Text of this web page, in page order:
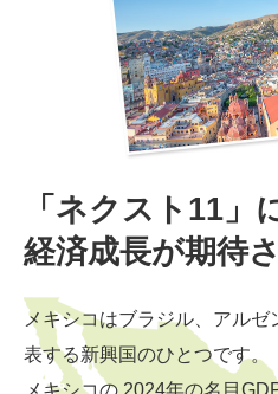
「ネクスト11」
経済成長が期待
メキシコはブラジル、アル
表する新興国のひとつです。